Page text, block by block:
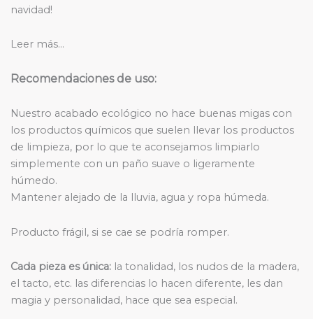
navidad!
Leer más…
Recomendaciones de uso:
Nuestro acabado ecológico no hace buenas migas con
los productos químicos que suelen llevar los productos
de limpieza, por lo que te aconsejamos limpiarlo
simplemente con un paño suave o ligeramente
húmedo.
Mantener alejado de la lluvia, agua y ropa húmeda.
Producto frágil, si se cae se podría romper.
Cada pieza es única: la tonalidad, los nudos de la madera,
el tacto, etc. las diferencias lo hacen diferente, les dan
magia y personalidad, hace que sea especial.